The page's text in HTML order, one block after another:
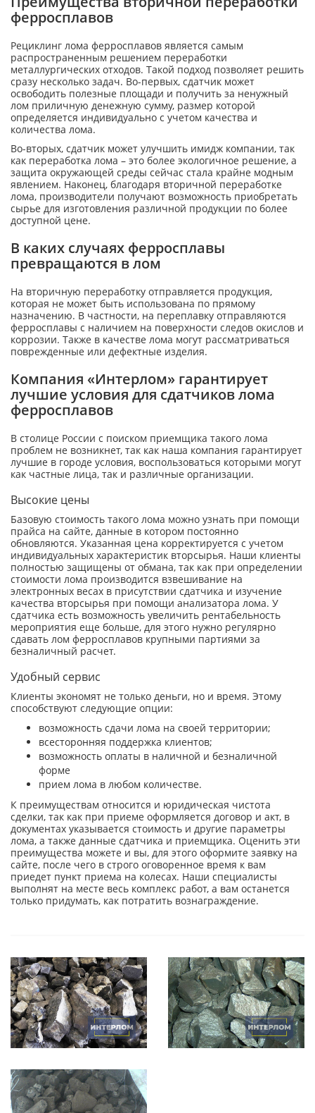
ферросплавов
Рециклинг лома ферросплавов является самым
распространенным решением переработки
металлургических отходов. Такой подход позволяет решить
сразу несколько задач. Во-первых, сдатчик может
освободить полезные площади и получить за ненужный
лом приличную денежную сумму, размер которой
определяется индивидуально с учетом качества и
количества лома.
Во-вторых, сдатчик может улучшить имидж компании, так
как переработка лома – это более экологичное решение, а
защита окружающей среды сейчас стала крайне модным
явлением. Наконец, благодаря вторичной переработке
лома, производители получают возможность приобретать
сырье для изготовления различной продукции по более
доступной цене.
В каких случаях ферросплавы
превращаются в лом
На вторичную переработку отправляется продукция,
которая не может быть использована по прямому
назначению. В частности, на переплавку отправляются
ферросплавы с наличием на поверхности следов окислов и
коррозии. Также в качестве лома могут рассматриваться
поврежденные или дефектные изделия.
Компания «Интерлом» гарантирует
лучшие условия для сдатчиков лома
ферросплавов
В столице России с поиском приемщика такого лома
проблем не возникнет, так как наша компания гарантирует
лучшие в городе условия, воспользоваться которыми могут
как частные лица, так и различные организации.
Высокие цены
Базовую стоимость такого лома можно узнать при помощи
прайса на сайте, данные в котором постоянно
обновляются. Указанная цена корректируется с учетом
индивидуальных характеристик вторсырья. Наши клиенты
полностью защищены от обмана, так как при определении
стоимости лома производится взвешивание на
электронных весах в присутствии сдатчика и изучение
качества вторсырья при помощи анализатора лома. У
сдатчика есть возможность увеличить рентабельность
мероприятия еще больше, для этого нужно регулярно
сдавать лом ферросплавов крупными партиями за
безналичный расчет.
Удобный сервис
Клиенты экономят не только деньги, но и время. Этому
способствуют следующие опции:
возможность сдачи лома на своей территории;
всесторонняя поддержка клиентов;
возможность оплаты в наличной и безналичной
форме
прием лома в любом количестве.
К преимуществам относится и юридическая чистота
сделки, так как при приеме оформляется договор и акт, в
документах указывается стоимость и другие параметры
лома, а также данные сдатчика и приемщика. Оценить эти
преимущества можете и вы, для этого оформите заявку на
сайте, после чего в строго оговоренное время к вам
приедет пункт приема на колесах. Наши специалисты
выполнят на месте весь комплекс работ, а вам останется
только придумать, как потратить вознаграждение.